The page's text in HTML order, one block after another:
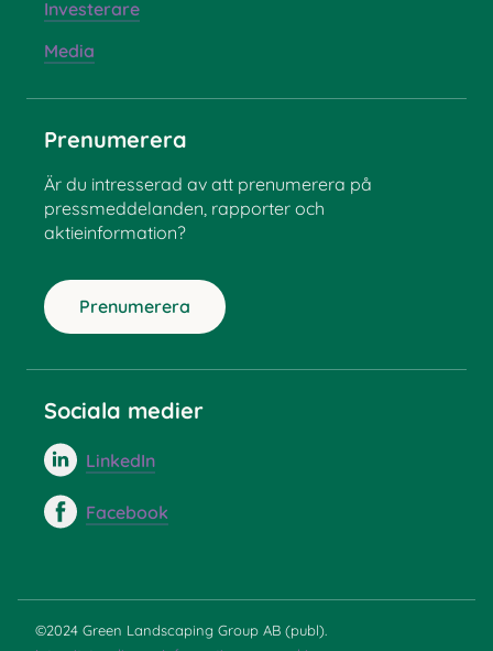
Investerare
Media
Prenumerera
Är du intresserad av att prenumerera på
pressmeddelanden, rapporter och
aktieinformation?
Prenumerera
Sociala medier
LinkedIn
Facebook
©2024 Green Landscaping Group AB (publ).